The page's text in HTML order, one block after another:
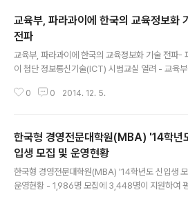
교육부, 파라과이에 한국의 교육정보화
전파
교육부, 파라과이에 한국의 교육정보화 기술 전파-
이 첨단 정보통신기술(ICT) 시범교실 열려 - 교육부
de Comercio Numero uno)에 「한국형 첨단정보
부 정윤경 이러닝과장 및 파라과이 교육부 장관, 주
이 대사 등 100여명이 참석하였으며 첨단교실 소개
업시연 자리도 마련되었습니다. 첨단교실 구축․운영
사업은 이러닝 선도국가인 한국이 교육정보화 경험
술을 세계와 공유하고자 2011년부터 추진해온 사업
0 0 2014. 12. 5.
한국형 경영전문대학원(MBA) '14학년
입생 모집 및 운영현황
한국형 경영전문대학원(MBA) '14학년도 신입생
운영현황 - 1,986명 모집에 3,448명이 지원하여